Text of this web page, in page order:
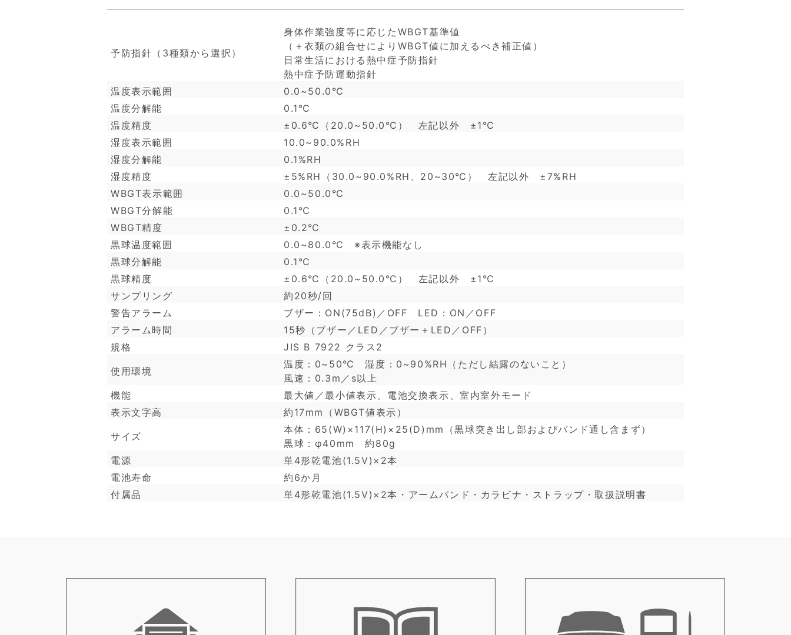
予防指針（3種類から選択）
身体作業強度等に応じたWBGT基準値
（＋衣類の組合せによりWBGT値に加えるべき補正値）
日常生活における熱中症予防指針
熱中症予防運動指針
温度表示範囲
0.0~50.0℃
温度分解能
0.1℃
温度精度
±0.6℃（20.0~50.0℃） 左記以外 ±1℃
湿度表示範囲
10.0~90.0%RH
湿度分解能
0.1%RH
湿度精度
±5%RH（30.0~90.0%RH、20~30℃） 左記以外 ±7%RH
WBGT表示範囲
0.0~50.0℃
WBGT分解能
0.1℃
WBGT精度
±0.2℃
黒球温度範囲
0.0~80.0℃ ※表示機能なし
黒球分解能
0.1℃
黒球精度
±0.6℃（20.0~50.0℃） 左記以外 ±1℃
サンプリング
約20秒/回
警告アラーム
ブザー：ON(75dB)／OFF LED：ON／OFF
アラーム時間
15秒（ブザー／LED／ブザー＋LED／OFF）
規格
JIS B 7922 クラス2
使用環境
温度：0~50℃ 湿度：0~90%RH（ただし結露のないこと）
風速：0.3m／s以上
機能
最大値／最小値表示、電池交換表示、室内室外モード
表示文字高
約17mm（WBGT値表示）
サイズ
本体：65(W)×117(H)×25(D)mm（黒球突き出し部およびバンド通し含まず）
黒球：φ40mm 約80g
電源
単4形乾電池(1.5V)×2本
電池寿命
約6か月
付属品
単4形乾電池(1.5V)×2本・アームバンド・カラビナ・ストラップ・取扱説明書